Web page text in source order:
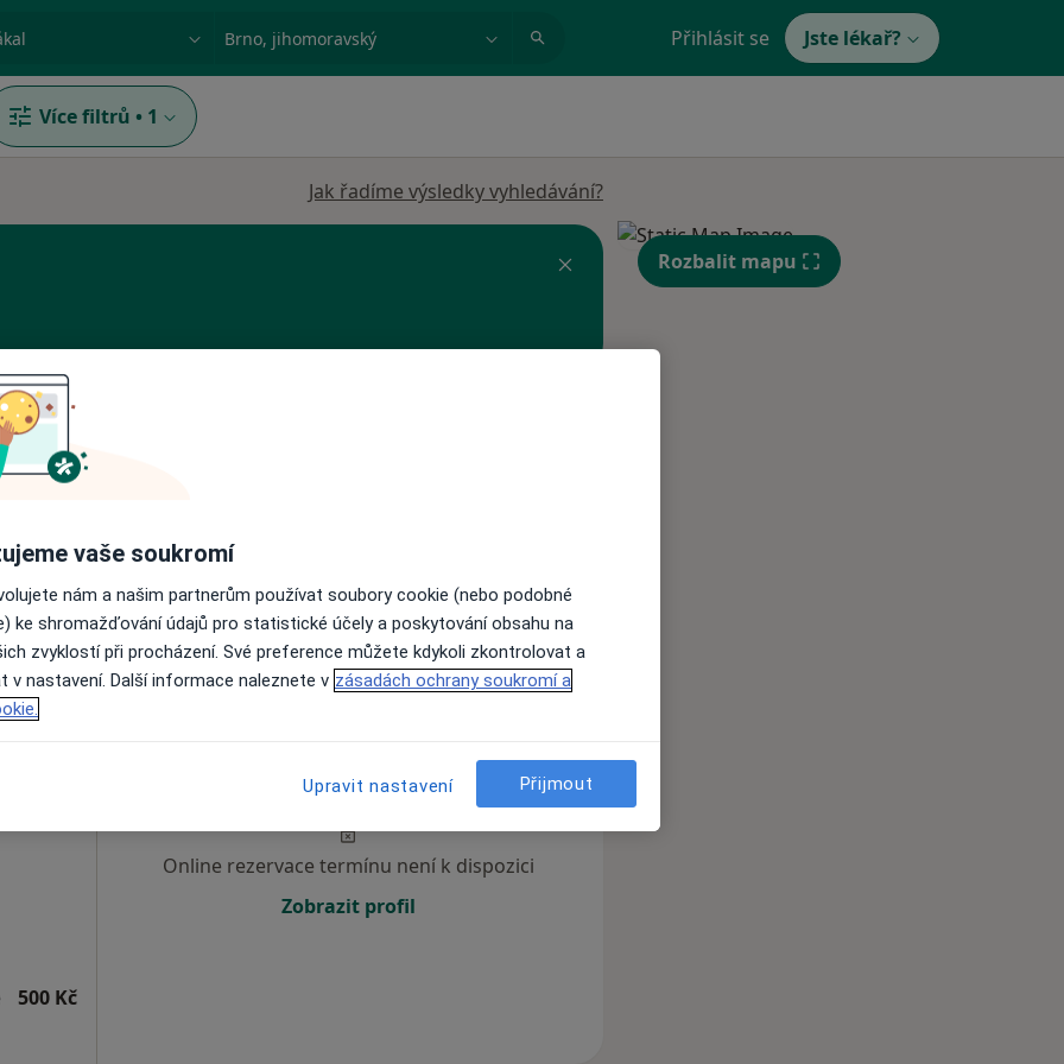
nemoc nebo příjmení Město nebo region Přihlásit se Jste lékař?
Více filtrů • 1
Jak řadíme výsledky vyhledávání?
700 Kč
500 Kč
7 Srpen 8 Srpen
Ne
9 Srpen
Po
10 Srpen
Online rezervace termínu není k dispozici
Zobrazit profil
Rozbalit mapu
vaše soukromí
nám a našim partnerům používat soubory cookie (nebo podobné
ke shromažďování údajů pro statistické účely a poskytování obsahu na
zvyklostí při procházení. Své preference můžete kdykoli zkontrolovat a
v nastavení. Další informace naleznete v zásadách ochrany soukromí a
Upravit nastavení Přijmout